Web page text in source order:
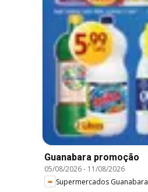
Guanabara promoção
05/08/2026- 11/08/2026
Supermercados Guanabara